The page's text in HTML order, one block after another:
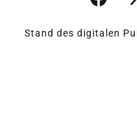
Stand des digitalen